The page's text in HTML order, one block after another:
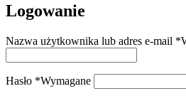
Logowanie
Nazwa użytkownika lub adres e-mail *
Hasło *Wymagane